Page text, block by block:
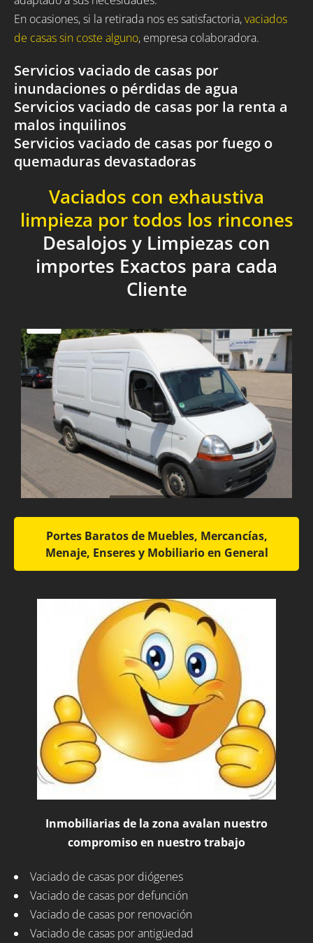
En ocasiones, si la retirada nos es satisfactoria,vaciados
de casas sin coste alguno, empresa colaboradora.
Servicios vaciado de casas por
inundaciones o pérdidas de agua
Servicios vaciado de casas por la renta a
malos inquilinos
Servicios vaciado de casas por fuego o
quemaduras devastadoras
Vaciados con exhaustiva
limpieza por todos los rincones
Desalojos y Limpiezas con
importes Exactos para cada
Cliente
Portes Baratos de Muebles, Mercancías,
Menaje, Enseres y Mobiliario en General
Inmobiliarias de la zona avalan nuestro
compromiso en nuestro trabajo
Vaciado de casas por diógenes
Vaciado de casas por defunción
Vaciado de casas por renovación
Vaciado de casas por antigüedad